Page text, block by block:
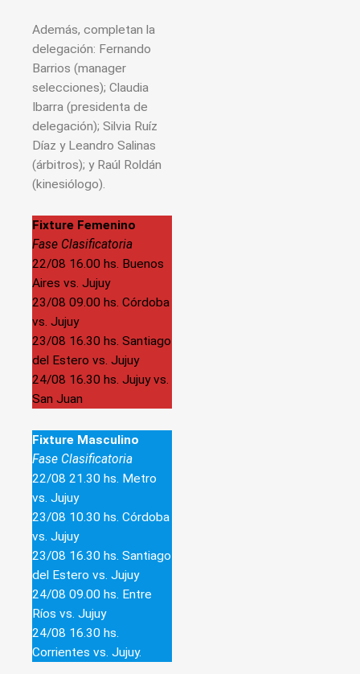
Además, completan la
delegación: Fernando
Barrios (manager
selecciones); Claudia
Ibarra (presidenta de
delegación); Silvia Ruíz
Díaz y Leandro Salinas
(árbitros); y Raúl Roldán
(kinesiólogo).
Fixture Femenino
Fase Clasificatoria
22/08 16.00 hs. Buenos
Aires vs. Jujuy
23/08 09.00 hs. Córdoba
vs. Jujuy
23/08 16.30 hs. Santiago
del Estero vs. Jujuy
24/08 16.30 hs. Jujuy vs.
San Juan
Fixture Masculino
Fase Clasificatoria
22/08 21.30 hs. Metro
vs. Jujuy
23/08 10.30 hs. Córdoba
vs. Jujuy
23/08 16.30 hs. Santiago
del Estero vs. Jujuy
24/08 09.00 hs. Entre
Ríos vs. Jujuy
24/08 16.30 hs.
Corrientes vs. Jujuy.